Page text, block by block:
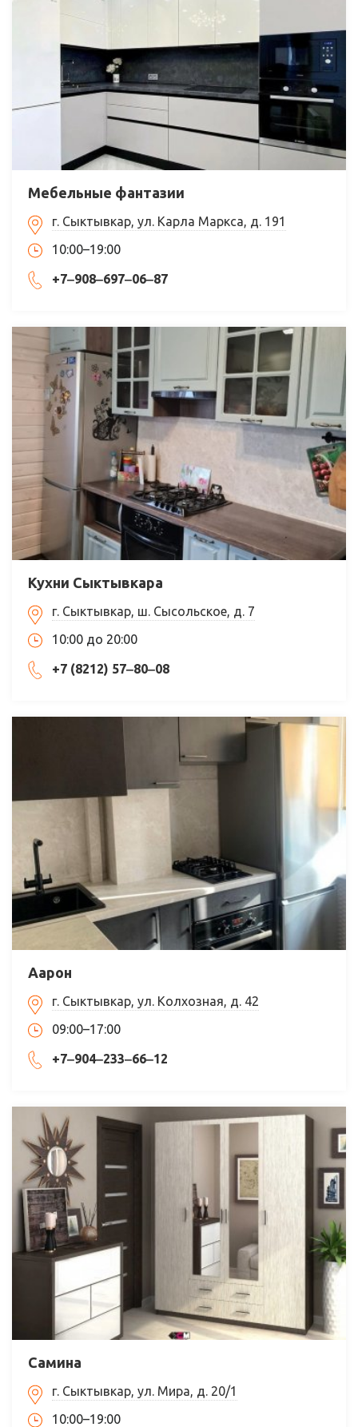
Мебельные фантазии
г. Сыктывкар, ул. Карла Маркса, д. 191
10:00–19:00
+7‒908‒697‒06‒87
Кухни Сыктывкара
г. Сыктывкар, ш. Сысольское, д. 7
10:00 до 20:00
+7 (8212) 57‒80‒08
Аарон
г. Сыктывкар, ул. Колхозная, д. 42
09:00–17:00
+7‒904‒233‒66‒12
Самина
г. Сыктывкар, ул. Мира, д. 20/1
10:00–19:00